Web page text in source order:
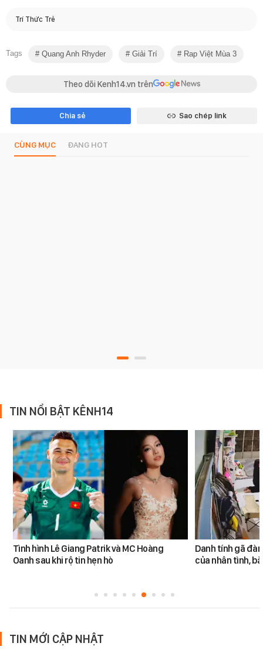
Trí Thức Trẻ
Tags Quang Anh Rhyder Giải Trí Rap Việt Mùa 3
Theo dõi Kenh14.vn trên
Chia sẻ Sao chép link
CÙNG MỤC ĐANG HOT
TIN NỔI BẬT KÊNH14
Tình hình Lê Giang Patrik và MC Hoàng
Oanh sau khi rộ tin hẹn hò
Danh tính gã
của nhân tình,
TIN MỚI CẬP NHẬT